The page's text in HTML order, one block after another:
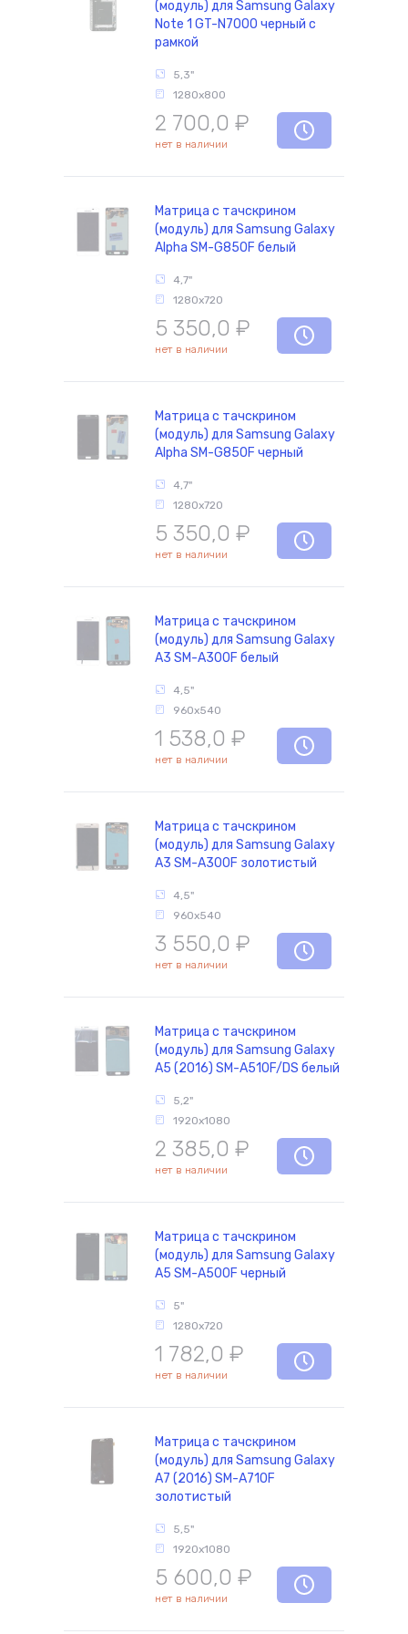
(модуль) для Samsung Galaxy
Note 1 GT-N7000 черный с
рамкой
5,3"
1280x800
2 700,0 ₽
нет в наличии
Матрица с тачскрином
(модуль) для Samsung Galaxy
Alpha SM-G850F белый
4,7"
1280x720
5 350,0 ₽
нет в наличии
Матрица с тачскрином
(модуль) для Samsung Galaxy
Alpha SM-G850F черный
4,7"
1280x720
5 350,0 ₽
нет в наличии
Матрица с тачскрином
(модуль) для Samsung Galaxy
A3 SM-A300F белый
4,5"
960x540
1 538,0 ₽
нет в наличии
Матрица с тачскрином
(модуль) для Samsung Galaxy
A3 SM-A300F золотистый
4,5"
960x540
3 550,0 ₽
нет в наличии
Матрица с тачскрином
(модуль) для Samsung Galaxy
A5 (2016) SM-A510F/DS белый
5,2"
1920x1080
2 385,0 ₽
нет в наличии
Матрица с тачскрином
(модуль) для Samsung Galaxy
A5 SM-A500F черный
5"
1280x720
1 782,0 ₽
нет в наличии
Матрица с тачскрином
(модуль) для Samsung Galaxy
A7 (2016) SM-A710F
золотистый
5,5"
1920x1080
5 600,0 ₽
нет в наличии